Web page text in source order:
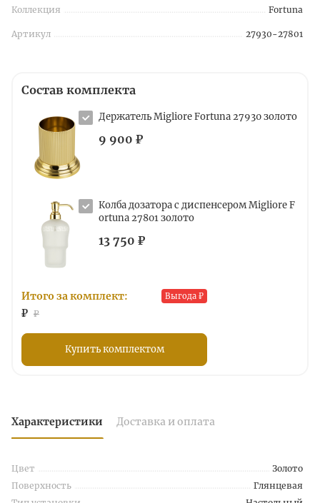
Коллекция Fortuna
Артикул 27930-27801
Состав комплекта
9 900 ₽
Держатель Migliore Fortuna 27930 золото
13 750 ₽
Колба дозатора с диспенсером Migliore F
ortuna 27801 золото
Выгода ₽
Итого за комплект:
₽ ₽
Купить комплектом
Характеристики Доставка и оплата
Цвет
Золото
Поверхность
Глянцевая